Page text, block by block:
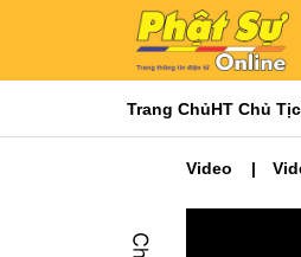
Trang ChủHT Chủ
Video